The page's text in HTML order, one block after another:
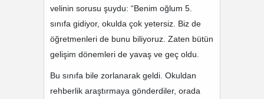
velinin sorusu şuydu: “Benim oğlum 5.
sınıfa gidiyor, okulda çok yetersiz. Biz de
öğretmenleri de bunu biliyoruz. Zaten bütün
gelişim dönemleri de yavaş ve geç oldu.
Bu sınıfa bile zorlanarak geldi. Okuldan
rehberlik araştırmaya gönderdiler, orada